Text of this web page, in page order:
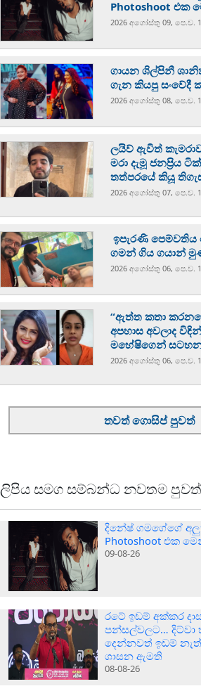
Photoshoot එක
2026 අගෝස්‍තු 09, පෙ.ව.
ගායන ශිල්පිනී
ගැන කියපු සංවේදී
2026 අගෝස්‍තු 08, පෙ.ව.
ලයිව් ඇවිත්
මරා දැමූ ජනප්‍රිය
තත්පරයේ කියූ
2026 අගෝස්‍තු 07, පෙ.ව.
ඉපැරණි
ගමන් ගිය ගයාන්
2026 අගෝස්‍තු 06, පෙ.ව.
“ඇත්ත කතා
අපහාස අවලාද
මහේෂිගෙන්
2026 අගෝස්‍තු 06, පෙ.ව.
තවත් ගොසිප් පුවත්
ලිපිය සමග සම්බන්ධ නවතම
දිනේෂ් ගමගේගේ
Photoshoot එක
09-08-26
රටේ ඉඩම් අක්කර
පන්සල්වලට… දිට්වා
දෙන්නවත් ඉඩම්
ශාසන ඇමති
08-08-26